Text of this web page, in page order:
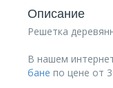
Описание
Решетка
В нашем
бане по цене от